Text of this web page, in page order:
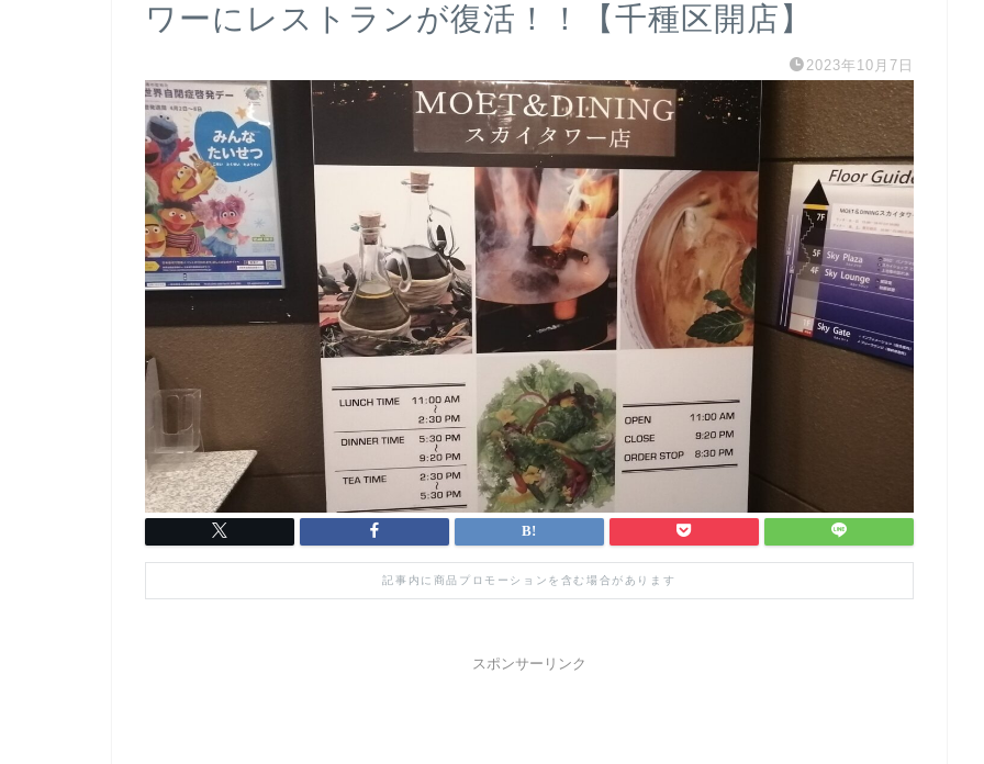
ワーにレストランが復活！！【千種区開店】
2023年10月7日
記事内に商品プロモーションを含む場合があります
スポンサーリンク